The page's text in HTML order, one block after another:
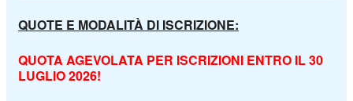
QUOTE E MODALITÀ DI ISCRIZIONE:
QUOTA AGEVOLATA PER ISCRIZIONI ENTRO IL 30
LUGLIO 2026!